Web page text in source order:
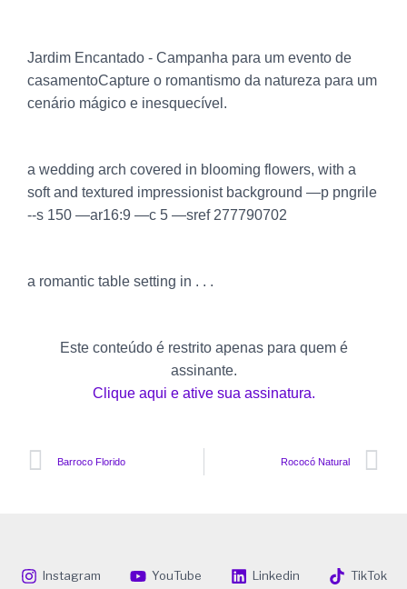
Jardim Encantado - Campanha para um evento de
casamentoCapture o romantismo da natureza para um
cenário mágico e inesquecível.
a wedding arch covered in blooming flowers, with a
soft and textured impressionist background —p pngrile
--s 150 —ar16:9 —c 5 —sref 277790702
a romantic table setting in . . .
Este conteúdo é restrito apenas para quem é
assinante.
Clique aqui e ative sua assinatura.
Anterior
Barroco Florido Rococó Natural
Instagram YouTube Linkedin TikTok